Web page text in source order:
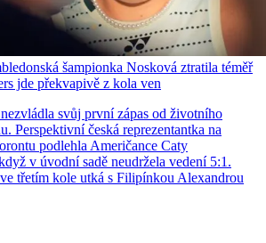
šampionka Nosková ztratila téměř
jde překvapivě z kola ven
svůj první zápas od životního
Perspektivní česká reprezentantka na
podlehla Američance Caty
v úvodní sadě neudržela vedení 5:1.
třetím kole utká s Filipínkou Alexandrou